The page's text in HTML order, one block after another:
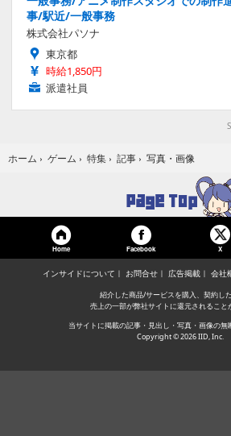
事/駅近/一般事務
株式会社パソナ
東京都
時給1,850円
派遣社員
ホーム › ゲーム › 特集 › 記事 › 写真・画像
Home Facebook X
インサイドについて お問合せ 広告掲載 会社
紹介した商品/サービスを購入、契約した
売上の一部が弊社サイトに還元されること
当サイトに掲載の記事・見出し・写真・画像の無
Copyright © 2026 IID, Inc.